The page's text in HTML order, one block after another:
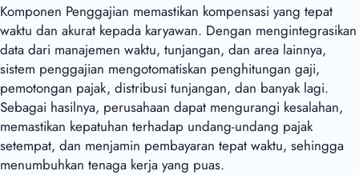
Komponen Penggajian memastikan kompensasi yang tepat
waktu dan akurat kepada karyawan. Dengan mengintegrasikan
data dari manajemen waktu, tunjangan, dan area lainnya,
sistem penggajian mengotomatiskan penghitungan gaji,
pemotongan pajak, distribusi tunjangan, dan banyak lagi.
Sebagai hasilnya, perusahaan dapat mengurangi kesalahan,
memastikan kepatuhan terhadap undang-undang pajak
setempat, dan menjamin pembayaran tepat waktu, sehingga
menumbuhkan tenaga kerja yang puas.